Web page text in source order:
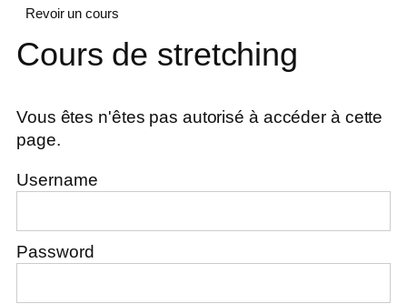
Revoir un cours
Cours de stretching
Vous êtes n'êtes pas autorisé à accéder à cette
page.
Username
Password